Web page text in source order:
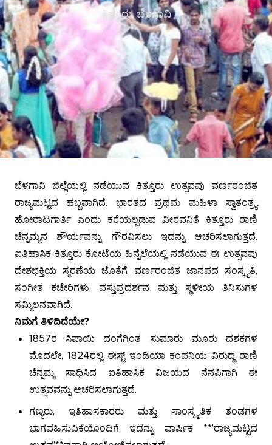
ಕಿತ್ತೂರು, ಬೆಳಗಾವಿ
ಬೆಳಗಾವಿ ಜಿಲ್ಲೆಯಲ್ಲಿ ನಡೆಯುವ ಕಿತ್ತೂರು ಉತ್ಸವವು ವರ್ಣರಂಜಿತ
ರಾಜ್ಯಮಟ್ಟದ ಹಬ್ಬವಾಗಿದೆ. ಭಾರತದ ಪ್ರಥಮ ಮಹಿಳಾ ಸ್ವಾತಂತ್ರ್ಯ
ಹೋರಾಟಗಾರ್ತಿ ಎಂದು ಕರೆಯಲ್ಪಡುವ ವೀರವನಿತೆ ಕಿತ್ತೂರು ರಾಣಿ
ಚೆನ್ನಮ್ಮನ ಶೌರ್ಯವನ್ನು ಗೌರವಿಸಲು ಇದನ್ನು ಆಚರಿಸಲಾಗುತ್ತದೆ.
ಐತಿಹಾಸಿಕ ಕಿತ್ತೂರು ಕೋಟೆಯ ಹಿನ್ನೆಲೆಯಲ್ಲಿ ನಡೆಯುವ ಈ ಉತ್ಸವವು
ದೇಶಭಕ್ತಿಯ ಸ್ಮರಣೆಯ ಜೊತೆಗೆ ವರ್ಣರಂಜಿತ ಜಾನಪದ ಸಂಸ್ಕೃತಿ,
ಸಂಗೀತ ಕಚೇರಿಗಳು, ವಸ್ತುಪ್ರದರ್ಶನ ಮತ್ತು ಸ್ಥಳೀಯ ತಿನಿಸುಗಳ
ಸಮ್ಮಿಲನವಾಗಿದೆ.
ನಿಮಗೆ ತಿಳಿದಿದೆಯೇ?
1857ರ ಸಿಪಾಯಿ ದಂಗೆಗಿಂತ ಸುಮಾರು ಮೂರು ದಶಕಗಳ
ಮೊದಲೇ, 1824ರಲ್ಲಿ ಈಸ್ಟ್ ಇಂಡಿಯಾ ಕಂಪನಿಯ ವಿರುದ್ಧ ರಾಣಿ
ಚೆನ್ನಮ್ಮ ಸಾಧಿಸಿದ ಐತಿಹಾಸಿಕ ವಿಜಯದ ನೆನಪಿಗಾಗಿ ಈ
ಉತ್ಸವವನ್ನು ಆಚರಿಸಲಾಗುತ್ತದೆ.
ಗಣ್ಯರು, ಇತಿಹಾಸಕಾರರು ಮತ್ತು ಸಾಂಸ್ಕೃತಿಕ ತಂಡಗಳ
ಭಾಗವಹಿಸುವಿಕೆಯೊಂದಿಗೆ ಇದನ್ನು ವಾರ್ಷಿಕ **’ರಾಜ್ಯಮಟ್ಟದ